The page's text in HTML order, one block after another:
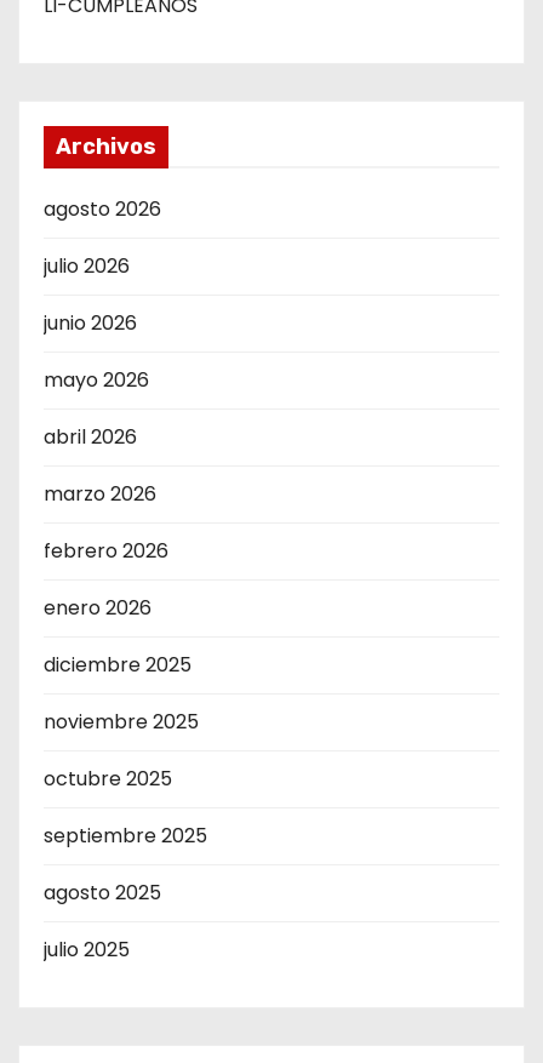
LI-CUMPLEAÑOS
Archivos
agosto 2026
julio 2026
junio 2026
mayo 2026
abril 2026
marzo 2026
febrero 2026
enero 2026
diciembre 2025
noviembre 2025
octubre 2025
septiembre 2025
agosto 2025
julio 2025